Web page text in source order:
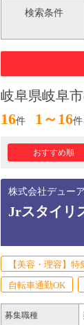
検索条件
岐阜県岐阜
16件 1～16件
おすすめ順
株式会社デュー
Jrスタイリ
【美容・理容】特
自転車通勤OK
募集職種